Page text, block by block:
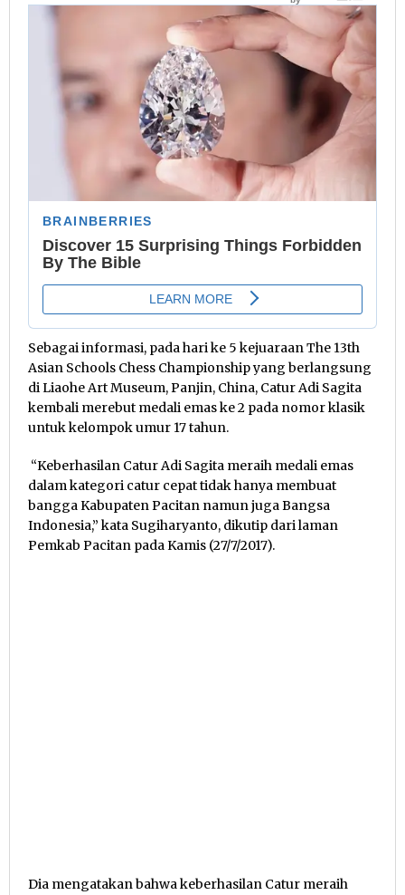
Sebagai informasi, pada hari ke 5 kejuaraan The 13th
Asian Schools Chess Championship yang berlangsung
di Liaohe Art Museum, Panjin, China, Catur Adi Sagita
kembali merebut medali emas ke 2 pada nomor klasik
untuk kelompok umur 17 tahun.
“Keberhasilan Catur Adi Sagita meraih medali emas
dalam kategori catur cepat tidak hanya membuat
bangga Kabupaten Pacitan namun juga Bangsa
Indonesia,” kata Sugiharyanto, dikutip dari laman
Pemkab Pacitan pada Kamis (27/7/2017).
Dia mengatakan bahwa keberhasilan Catur meraih